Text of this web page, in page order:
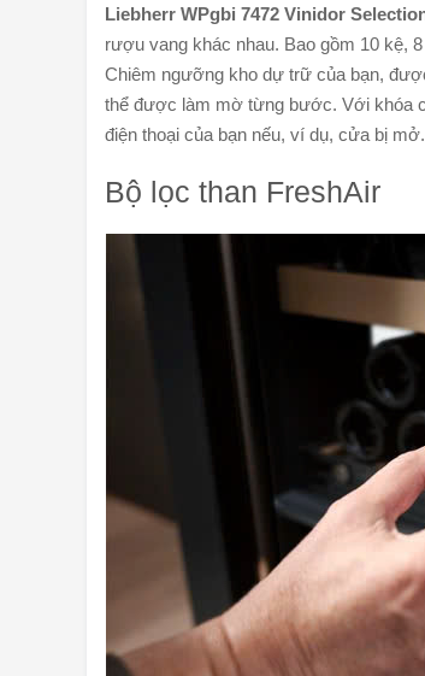
Liebherr WPgbi 7472 Vinidor
rượu vang khác nhau. Bao gồm 10 kệ,
Chiêm ngưỡng kho dự trữ của bạn,
thể được làm mờ từng bước. Với khóa
điện thoại của bạn nếu, ví dụ, cửa bị
Bộ lọc than FreshAir